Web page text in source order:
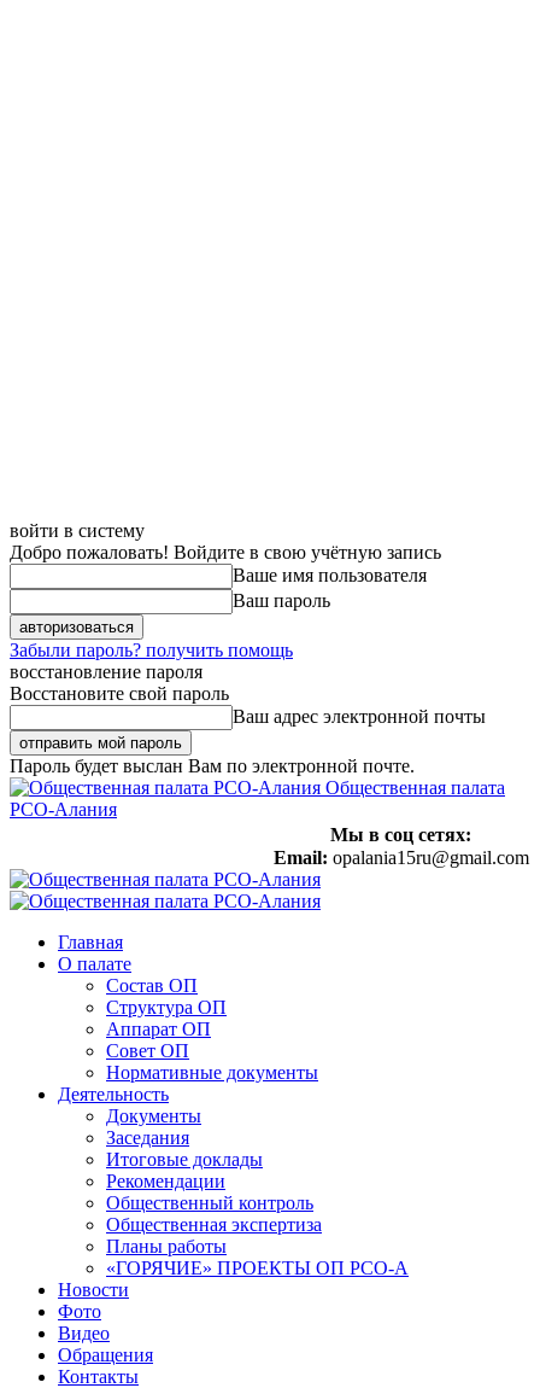
войти в систему
Добро пожаловать! Войдите в свою учётную запись
Ваше имя пользователя
Ваш пароль
Забыли пароль? получить помощь
восстановление пароля
Восстановите свой пароль
Ваш адрес электронной почты
Пароль будет выслан Вам по электронной почте.
Общественная палата
РСО-Алания
Мы в соц сетях:
Email: opalania15ru@gmail.com
Главная
О палате
Состав ОП
Структура ОП
Аппарат ОП
Совет ОП
Нормативные документы
Деятельность
Документы
Заседания
Итоговые доклады
Рекомендации
Общественный контроль
Общественная экспертиза
Планы работы
«ГОРЯЧИЕ» ПРОЕКТЫ ОП РСО-А
Новости
Фото
Видео
Обращения
Контакты